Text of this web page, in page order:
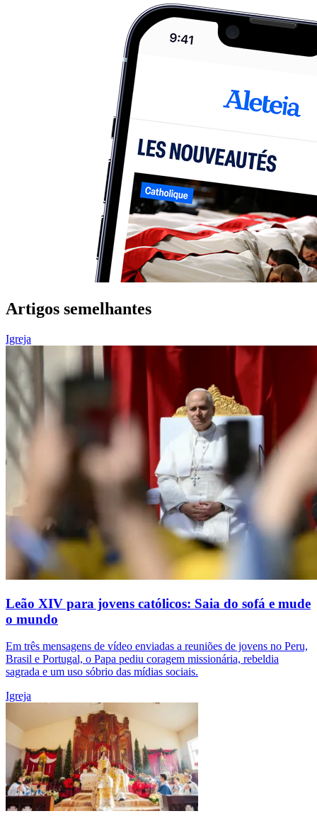
Artigos semelhantes
Igreja
Leão XIV para jovens católicos: Saia do sofá e mude
o mundo
Em três mensagens de vídeo enviadas a reuniões de jovens no Peru,
Brasil e Portugal, o Papa pediu coragem missionária, rebeldia
sagrada e um uso sóbrio das mídias sociais.
Igreja